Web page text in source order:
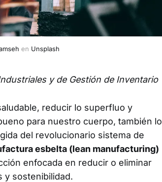
en Unsplash
y de Gestión de Inventario
reducir lo superfluo y
para nuestro cuerpo, también lo
del revolucionario sistema de
esbelta (lean manufacturing)
enfocada en reducir o eliminar
y sostenibilidad.